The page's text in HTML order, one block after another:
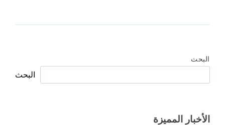
البحث
البحث
الأخبار المميزة